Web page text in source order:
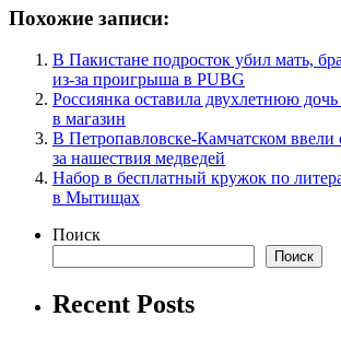
Похожие записи:
В Пакистане подросток убил мать,
из-за проигрыша в PUBG
Россиянка оставила двухлетнюю
в магазин
В Петропавловске-Камчатском
за нашествия медведей
Набор в бесплатный кружок по
в Мытищах
Поиск
Поиск
Recent Posts